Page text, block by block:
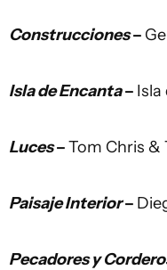
Construcciones–
Isla de Encanta– Isla
Luces–Tom Chris &
Paisaje Interior–
Pecadores y